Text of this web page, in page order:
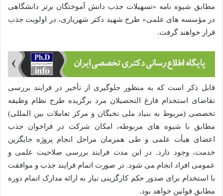
مطابق شیوه نامه «تسهیلات جذب دانش آموختگان برتر دانشگاهی
در مؤسسه های علمی» طرح شهید دکتر شهریاری، در اولویت جذب
قرار خواهند گرفت.
قابل ذکر است که به منظور جلوگیری از تأخیر در فرایند بررسی
تقاضای استخدام فارغ التحصیلان مرد برگزیده طرح نظام وظیفه
تخصصی (مربوط به بنیاد ملی نخبگان و مرکز تعاملات بین المللی)
مطابق با شیوه های مربوطه، امکان شرکت در فراخوان جذب
اعضای هیأت علمی و طی همزمان مراحل انجام پروژه جایگزین
خدمت، وجود دارد. در این مدت فرایند بررسی صلاحیت علمی و
عمومی افراد انجام می شود. در صورت اتمام فرایند جذب و موافقت
با استخدام برای صدور حکم کارگزینی نیاز به ارائه مدارک اتمام دوره
مطابق قوانین خواهد بود.